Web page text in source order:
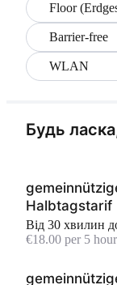
Floor
Barrier-free
WLAN
Будь
Halbtagstarif
Від 30 хвилин
€18.00 per 5